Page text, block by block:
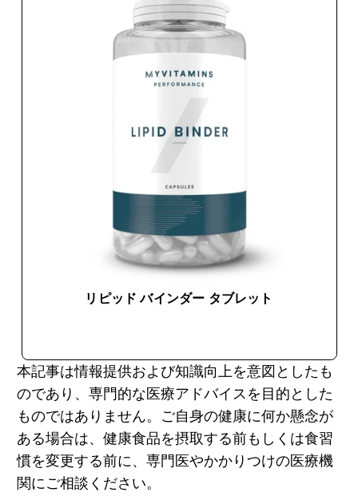
リピッド バインダー タブレット
本記事は情報提供および知識向上を意図としたも
のであり、専門的な医療アドバイスを目的とした
ものではありません。ご自身の健康に何か懸念が
ある場合は、健康食品を摂取する前もしくは食習
慣を変更する前に、専門医やかかりつけの医療機
関にご相談ください。